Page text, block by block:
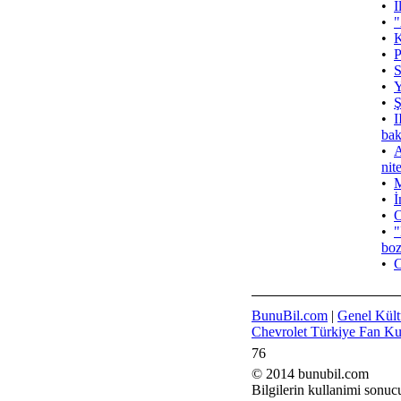
•
•
•
•
•
•
•
•
•
•
•
•
•
•
BunuBil.com | Genel
Chevrolet Türkiye Fan
76
© 2014 bunubil.com
Bilgilerin kullanimi